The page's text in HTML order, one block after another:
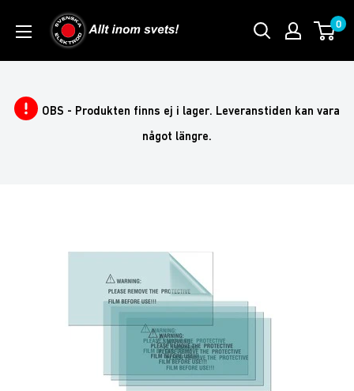
0
OBS - Produkten finns ej i lager. Leveranstiden kan vara
något längre.